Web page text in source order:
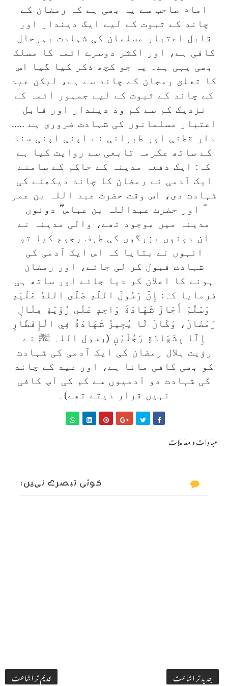
امام صاحب سے یہ بھی ہے کہ رمضان کے
چاند کے ثبوت کے لیے ایک دیندار اور
قابل اعتبار مسلمان کی شہادت بہرحال
کافی ہے، اور اکثر دوسرے ائمہ کا مسلک
بھی یہی ہے۔ یہ جو کچھ ذکر کیا گیا اس
کا تعلق رمجان کے چاند سے ہے، لیکن عید
کے چاند کے ثبوت کے لیے جمہور ائمہ کے
نزدیک کم سے کم ود دیندار اور قابل
اعتبار مسلمانوں کی شہادت ضروری ہے .....
دار قطنی اور طبرانی نے اپنی اپنی سند
کے ساتھ عکرمہ تابعی سے روایت کیا ہے
کہ: ایک دفعہ مدینہ کے حاکم کے سامنے
ایک آدمی نے رمضان کا چاند دیکھنے کی
شہادت دی، اس وقت حضرت عبد اللہ بن عمر
ؓ اور حضرت عبداللہ بن عباس ؓ دونوں
مدینہ میں موجود تھے، والی مدینہ نے
ان دونوں بزرگوں کی طرف رجوع کیا تو
انہوں نے بتایا کہ اس ایک آدمی کی
شہادت قبول کر لی جائے، اور رمضان
ہونے کا اعلان کر دیا جائے اور ساتھ ہی
فرمایا کہ: إِنَّ رَسُولَ اللَّهِ صَلَّى اللهُ عَلَيْهِ
وَسَلَّمَ أَجَازَ شَهَادَةَ وَاحِدٍ عَلَى رُؤْيَةِ هِلَالِ
رَمَضَانَ، وَكَانَ لَا يُجِيزُ شَهَادَةً فِي الْإِفْطَارِ
إِلَّا بِشَهَادَةِ رَجُلَيْنِ (رسول اللہ ﷺ نے
رؤیت ہلال رمضان کی ایک آدمی کی شہادت
کو بھی کافی مانا ہے، اور عید کے چاند
کی شہادت دو آدمیوں سے کم کی آپ کافی
نہیں قرار دیتے تھے)۔
عبادات و معاملات
کوئی تبصرے نہیں:
جدید تر اشاعت قدیم تر اشاعت